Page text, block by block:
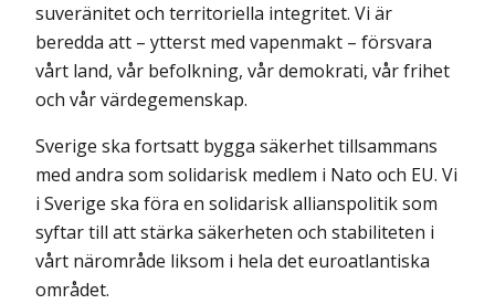
suveränitet och territoriella integritet. Vi är
beredda att – ytterst med vapenmakt – försvara
vårt land, vår befolkning, vår demokrati, vår frihet
och vår värdegemenskap.
Sverige ska fortsatt bygga säkerhet tillsammans
med andra som solidarisk medlem i Nato och EU. Vi
i Sverige ska föra en solidarisk allianspolitik som
syftar till att stärka säkerheten och stabiliteten i
vårt närområde liksom i hela det euroatlantiska
området.